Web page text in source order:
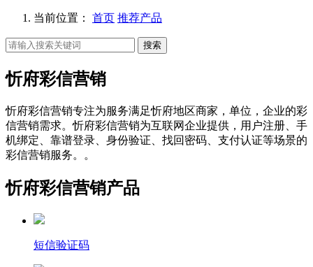
当前位置： 首页 推荐产品
搜索
忻府彩信营销
忻府彩信营销专注为服务满足忻府地区商家，单位，企业的彩
信营销需求。忻府彩信营销为互联网企业提供，用户注册、手
机绑定、靠谱登录、身份验证、找回密码、支付认证等场景的
彩信营销服务。。
忻府彩信营销产品
短信验证码